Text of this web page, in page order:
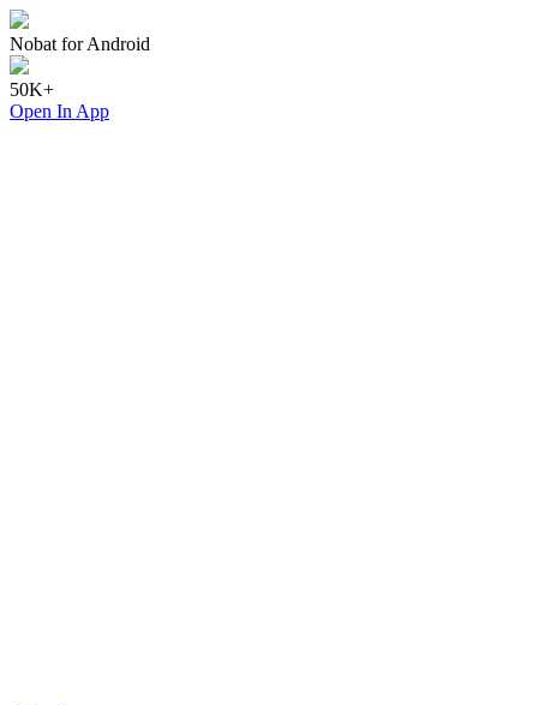
Nobat for Android
50K+
Open In App